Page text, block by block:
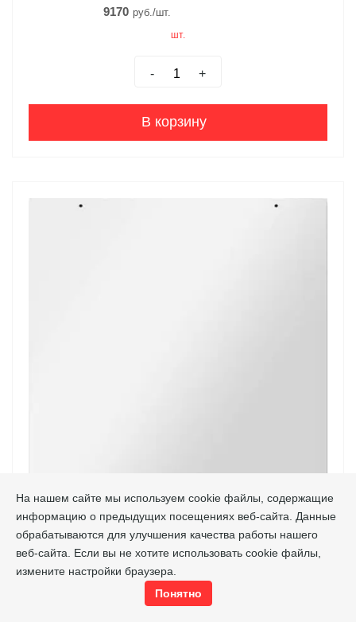
9170 руб./шт.
шт.
- +
В корзину
ЭКРАН ТОРЦЕВОЙ ДЛЯ ВАННЫ "GRACIA SILK"
ЛЕВАЯ/ПРАВАЯ 750
ФР-00014635
На нашем сайте мы используем cookie файлы, содержащие
информацию о предыдущих посещениях веб-сайта. Данные
обрабатываются для улучшения качества работы нашего
веб-сайта. Если вы не хотите использовать cookie файлы,
измените настройки браузера.
Понятно